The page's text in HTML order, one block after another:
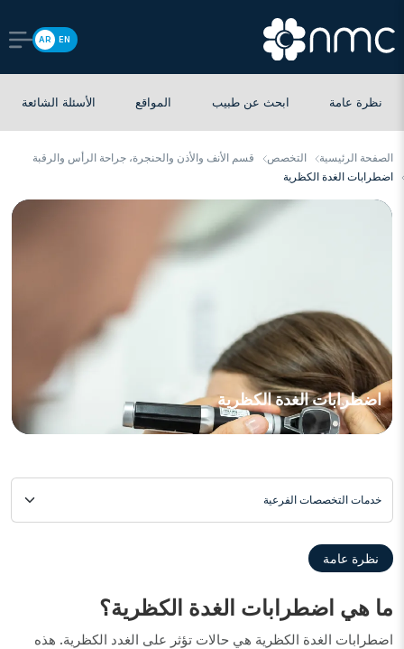
EN
AR
نظرة عامة ابحث عن طبيب المواقع الأسئلة الشائعة
الصفحة الرئيسية التخصص
قسم الأنف والأذن والحنجرة، جراحة الرأس والرقبة
اضطرابات الغدة الكظرية
اضطرابات الغدة الكظرية
نظرة عامة
ما هي اضطرابات الغدة الكظرية؟
اضطرابات الغدة الكظرية هي حالات تؤثر على الغدد الكظرية. هذه